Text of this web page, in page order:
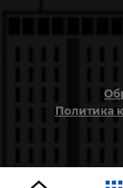
Политика